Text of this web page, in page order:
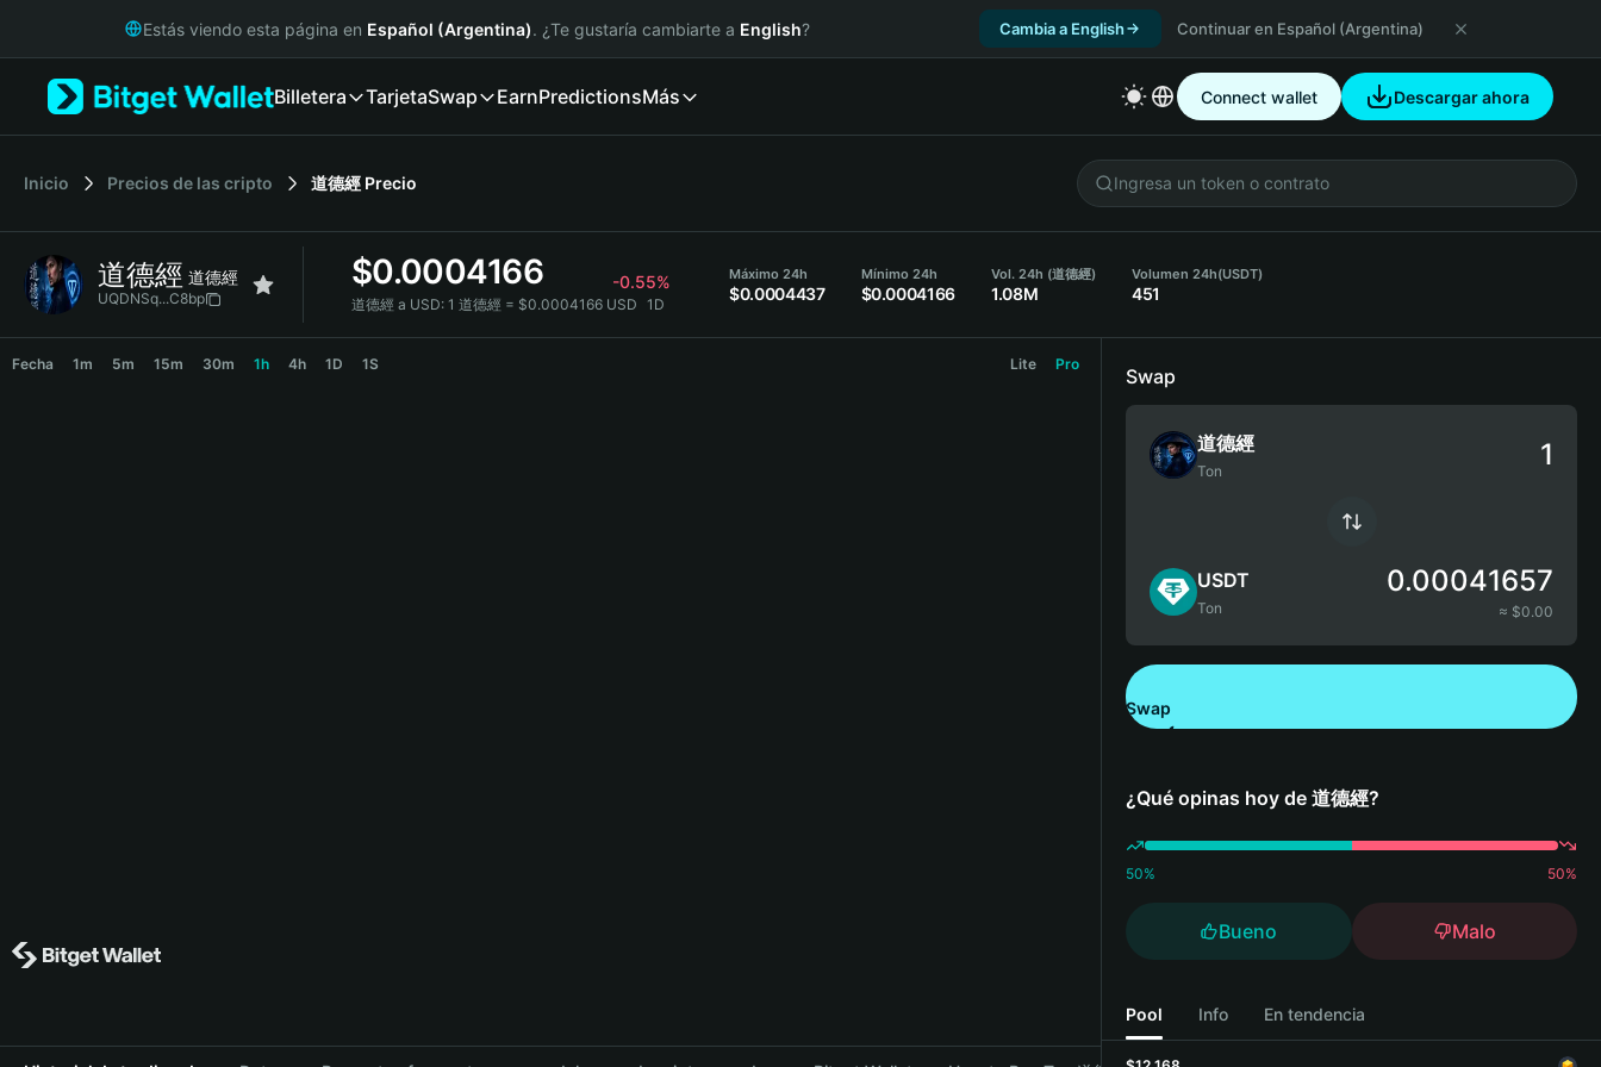
Русский
Italiano
简体中文
繁體中文
Bahasa Indonesia
Estás viendo esta página en Español (Argentina). ¿Te gustaría cambiarte a English? Cambia a English Continuar en Español (Argentina)
Billetera TarjetaSwap EarnPredictionsMás Connect wallet Descargar ahora
Inicio Precios de las cripto 道德經 Precio
道德經 道德經
UQDNSq...C8bp
$0.0004166 -0.55%
道德經 a USD: 1 道德經 = $0.0004166 USD 1D
Máximo 24h
$0.0004437
Mínimo 24h
$0.0004166
Vol. 24h (道德經)
1.08M
Volumen 24h(USDT)
451
Fecha 1m 5m 15m 30m 1h 4h 1D 1S Lite Pro
Swap
道德經
Ton
USDT
Ton
0.00041657
≈ $0.00
Swap
¿Qué opinas hoy de 道德經?
50% 50%
Bueno Malo
Pool Info En tendencia